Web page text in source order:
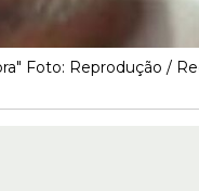
Foto: Reprodução /